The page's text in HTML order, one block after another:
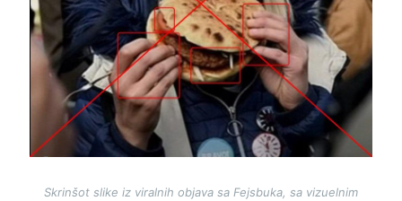
Skrinšot slike iz viralnih objava sa Fejsbuka, sa vizuelnim